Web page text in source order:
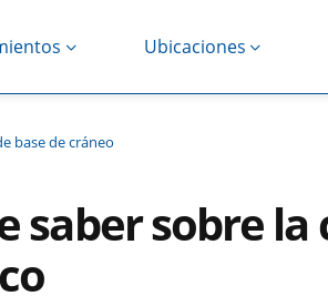
Ubicaciones
base de cráneo
saber sobre